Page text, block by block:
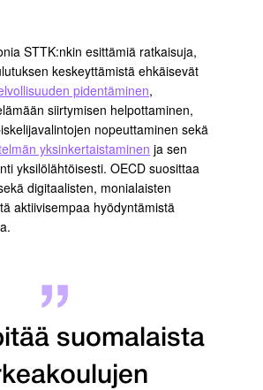
STTK:nkin esittämiä ratkaisuja,
keskeyttämistä ehkäisevät
pidentäminen,
siirtymisen helpottaminen,
nopeuttaminen sekä
yksinkertaistaminen ja sen
yksilölähtöisesti. OECD suosittaa
digitaalisten, monialaisten
aktiivisempaa hyödyntämistä
suomalaista